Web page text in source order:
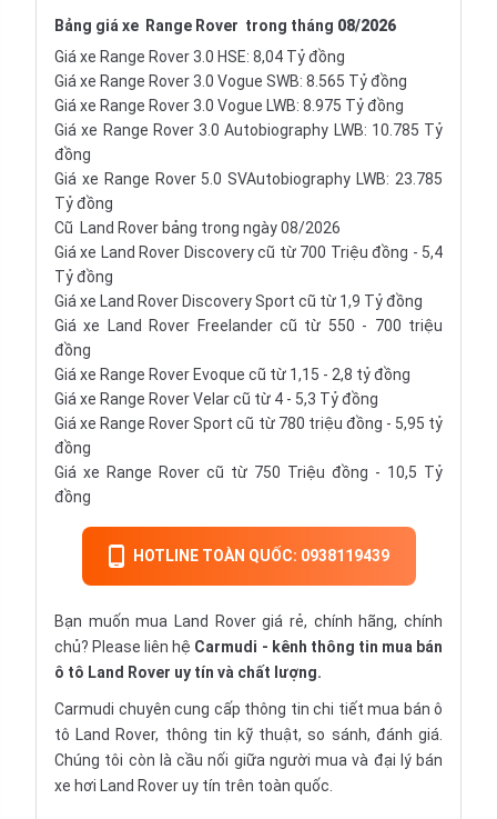
Bảng giá xe Range Rover trong tháng 08/2026
Giá xe Range Rover 3.0 HSE: 8,04 Tỷ đồng
Giá xe Range Rover 3.0 Vogue SWB: 8.565 Tỷ đồng
Giá xe Range Rover 3.0 Vogue LWB: 8.975 Tỷ đồng
Giá xe Range Rover 3.0 Autobiography LWB: 10.785 Tỷ
đồng
Giá xe Range Rover 5.0 SVAutobiography LWB: 23.785
Tỷ đồng
Cũ Land Rover bảng trong ngày08/2026
Giá xe Land Rover Discovery cũ từ 700 Triệu đồng - 5,4
Tỷ đồng
Giá xe Land Rover Discovery Sport cũ từ 1,9 Tỷ đồng
Giá xe Land Rover Freelander cũ từ 550 - 700 triệu
đồng
Giá xe Range Rover Evoque cũ từ 1,15 - 2,8 tỷ đồng
Giá xe Range Rover Velar cũ từ 4 - 5,3 Tỷ đồng
Giá xe Range Rover Sport cũ từ 780 triệu đồng - 5,95 tỷ
đồng
Giá xe Range Rover cũ từ 750 Triệu đồng - 10,5 Tỷ
đồng
HOTLINE TOÀN QUỐC: 0938119439
Bạn muốn mua Land Rover giá rẻ, chính hãng, chính
chủ? Please liên hệ Carmudi - kênh thông tin mua bán
ô tô Land Rover uy tín và chất lượng.
Carmudi chuyên cung cấp thông tin chi tiết mua bán ô
tô Land Rover, thông tin kỹ thuật, so sánh, đánh giá.
Chúng tôi còn là cầu nối giữa người mua và đại lý bán
xe hơi Land Rover uy tín trên toàn quốc.